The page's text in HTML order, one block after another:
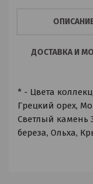
ДОСТАВКА И
* - Цвета
Грецкий орех,
Светлый камень
береза, Ольха,